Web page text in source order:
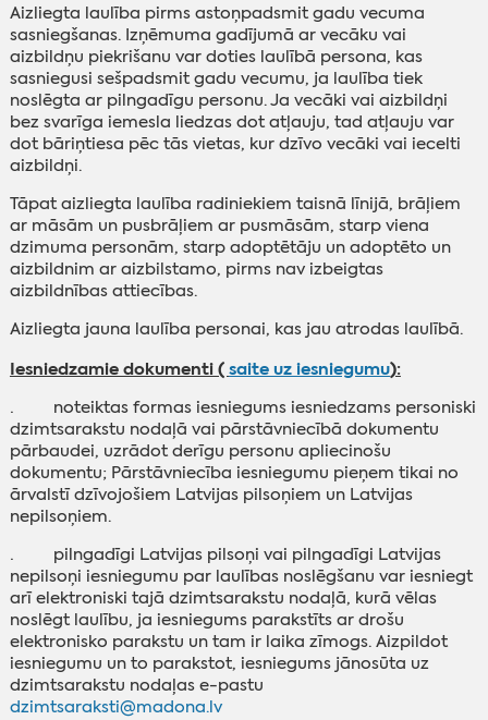
Aizliegta laulība pirms astoņpadsmit gadu vecuma
sasniegšanas. Izņēmuma gadījumā ar vecāku vai
aizbildņu piekrišanu var doties laulībā persona, kas
sasniegusi sešpadsmit gadu vecumu, ja laulība tiek
noslēgta ar pilngadīgu personu. Ja vecāki vai aizbildņi
bez svarīga iemesla liedzas dot atļauju, tad atļauju var
dot bāriņtiesa pēc tās vietas, kur dzīvo vecāki vai iecelti
aizbildņi.
Tāpat aizliegta laulība radiniekiem taisnā līnijā, brāļiem
ar māsām un pusbrāļiem ar pusmāsām, starp viena
dzimuma personām, starp adoptētāju un adoptēto un
aizbildnim ar aizbilstamo, pirms nav izbeigtas
aizbildnības attiecības.
Aizliegta jauna laulība personai, kas jau atrodas laulībā.
Iesniedzamie dokumenti (saite uz iesniegumu):
· noteiktas formas iesniegums iesniedzams personiski
dzimtsarakstu nodaļā vai pārstāvniecībā dokumentu
pārbaudei, uzrādot derīgu personu apliecinošu
dokumentu; Pārstāvniecība iesniegumu pieņem tikai no
ārvalstī dzīvojošiem Latvijas pilsoņiem un Latvijas
nepilsoņiem.
· pilngadīgi Latvijas pilsoņi vai pilngadīgi Latvijas
nepilsoņi iesniegumu par laulības noslēgšanu var iesniegt
arī elektroniski tajā dzimtsarakstu nodaļā, kurā vēlas
noslēgt laulību, ja iesniegums parakstīts ar drošu
elektronisko parakstu un tam ir laika zīmogs. Aizpildot
iesniegumu un to parakstot, iesniegums jānosūta uz
dzimtsarakstu nodaļas e-pastu
dzimtsaraksti@madona.lv